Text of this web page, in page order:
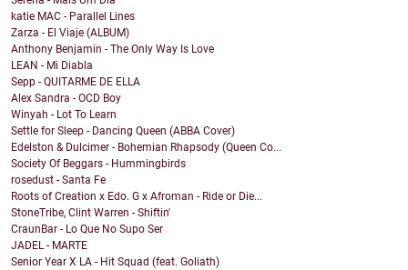
katie MAC - Parallel Lines
Zarza - El Viaje (ALBUM)
Anthony Benjamin - The Only Way Is Love
LEAN - Mi Diabla
Sepp - QUITARME DE ELLA
Alex Sandra - OCD Boy
Winyah - Lot To Learn
Settle for Sleep - Dancing Queen (ABBA Cover)
Edelston & Dulcimer - Bohemian Rhapsody (Queen Co...
Society Of Beggars - Hummingbirds
rosedust - Santa Fe
Roots of Creation x Edo. G x Afroman - Ride or Die...
StoneTribe, Clint Warren - Shiftin'
CraunBar - Lo Que No Supo Ser
JADEL - MARTE
Senior Year X LA - Hit Squad (feat. Goliath)